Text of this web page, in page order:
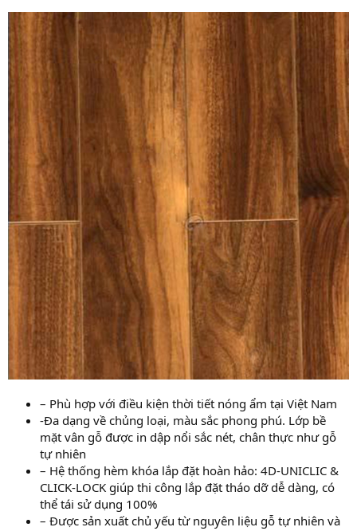
– Phù hợp với điều kiện thời tiết nóng ẩm tại Việt Nam
-Đa dạng về chủng loại, màu sắc phong phú. Lớp bề
mặt vân gỗ được in dập nổi sắc nét, chân thực như gỗ
tự nhiên
– Hệ thống hèm khóa lắp đặt hoàn hảo: 4D-UNICLIC &
CLICK-LOCK giúp thi công lắp đặt tháo dỡ dễ dàng, có
thể tái sử dụng 100%
– Được sản xuất chủ yếu từ nguyên liệu gỗ tự nhiên và